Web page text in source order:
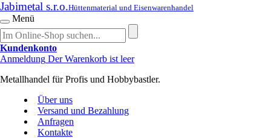
Jabimetal s.r.o.Hüttenmaterial und Eisenwarenhandel
Menü
Kundenkonto
Anmeldung Der Warenkorb ist leer
Metallhandel für Profis und Hobbybastler.
Über uns
Versand und Bezahlung
Anfragen
Kontakte